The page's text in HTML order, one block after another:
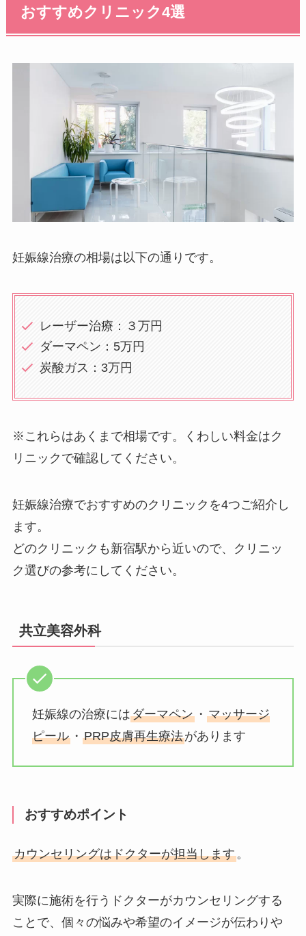
おすすめクリニック4選
妊娠線治療の相場は以下の通りです。
レーザー治療：３万円
ダーマペン：5万円
炭酸ガス：3万円
※これらはあくまで相場です。くわしい料金はク
リニックで確認してください。
妊娠線治療でおすすめのクリニックを4つご紹介し
ます。
どのクリニックも新宿駅から近いので、クリニッ
ク選びの参考にしてください。
共立美容外科
妊娠線の治療にはダーマペン・ マッサージ
ピール・ PRP皮膚再生療法があります
おすすめポイント
カウンセリングはドクターが担当します。
実際に施術を行うドクターがカウンセリングする
ことで、個々の悩みや希望のイメージが伝わりや